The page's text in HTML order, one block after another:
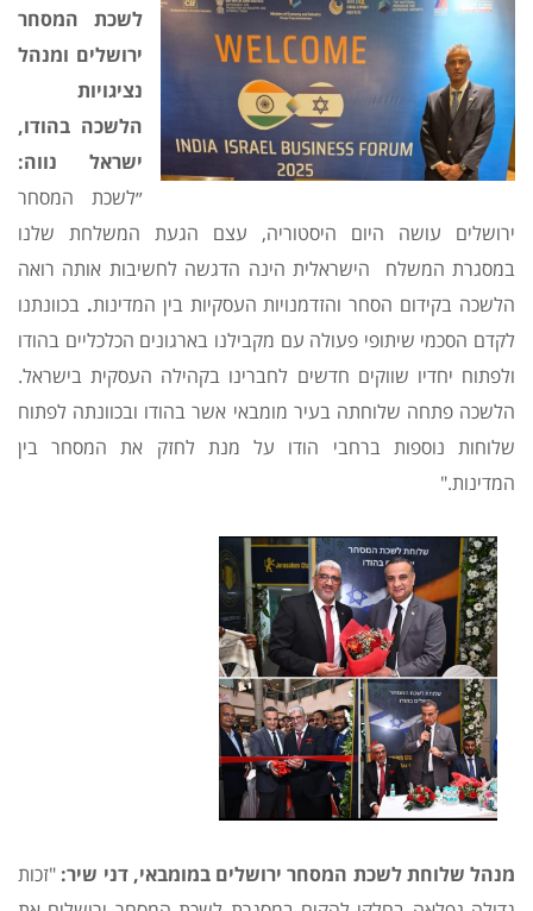
לשכת המסחר
ירושלים ומנהל
נציגויות
הלשכה בהודו,
ישראל נווה:
״לשכת המסחר
ירושלים עושה היום היסטוריה, עצם הגעת המשלחת שלנו
במסגרת המשלח הישראלית הינה הדגשה לחשיבות אותה רואה
הלשכה בקידום הסחר והזדמנויות העסקיות בין המדינות. בכוונתנו
לקדם הסכמי שיתופי פעולה עם מקבילנו בארגונים הכלכליים בהודו
ולפתוח יחדיו שווקים חדשים לחברינו בקהילה העסקית בישראל.
הלשכה פתחה שלוחתה בעיר מומבאי אשר בהודו ובכוונתה לפתוח
שלוחות נוספות ברחבי הודו על מנת לחזק את המסחר בין
המדינות."
מנהל שלוחת לשכת המסחר ירושלים במומבאי, דני שיר: "זכות